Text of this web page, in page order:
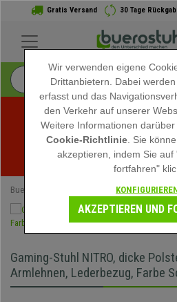
Gratis Versand 30 Tage
Sommerschlussverkauf bei
Rabatte für kurze Zeit -
Buerostuhlpro Gamingstühle
Gaming-Stuhl NITRO, dicke
Armlehnen, Lederbezug, Farbe
Wir verwenden eigene
Drittanbietern. Dabei
erfasst und das
den Verkehr auf unserer
Weitere Informationen
Cookie-Richtlinie . Sie
akzeptieren, indem Sie auf
fortfahren"
AKZEPTIEREN UND